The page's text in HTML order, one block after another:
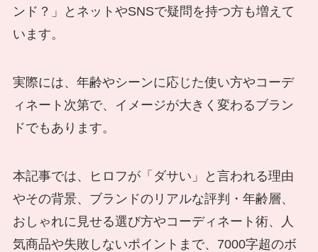
ンド？」とネットやSNSで疑問を持つ方も増えて
います。
実際には、年齢やシーンに応じた使い方やコーデ
ィネート次第で、イメージが大きく変わるブラン
ドでもあります。
本記事では、ヒロフが「ダサい」と言われる理由
やその背景、ブランドのリアルな評判・年齢層、
おしゃれに見せる選び方やコーディネート術、人
気商品や失敗しないポイントまで、7000字超のボ